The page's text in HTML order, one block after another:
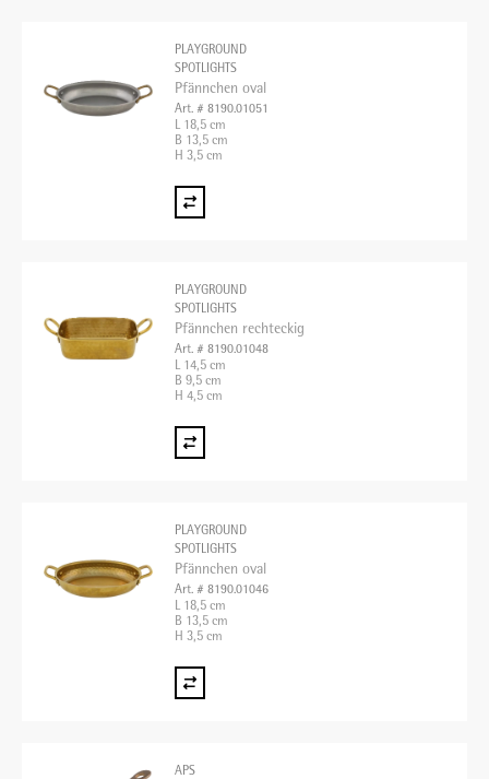
PLAYGROUND
SPOTLIGHTS
Pfännchen oval
Art. # 8190.01051
L 18,5 cm
B 13,5 cm
H 3,5 cm
PLAYGROUND
SPOTLIGHTS
Pfännchen rechteckig
Art. # 8190.01048
L 14,5 cm
B 9,5 cm
H 4,5 cm
PLAYGROUND
SPOTLIGHTS
Pfännchen oval
Art. # 8190.01046
L 18,5 cm
B 13,5 cm
H 3,5 cm
APS